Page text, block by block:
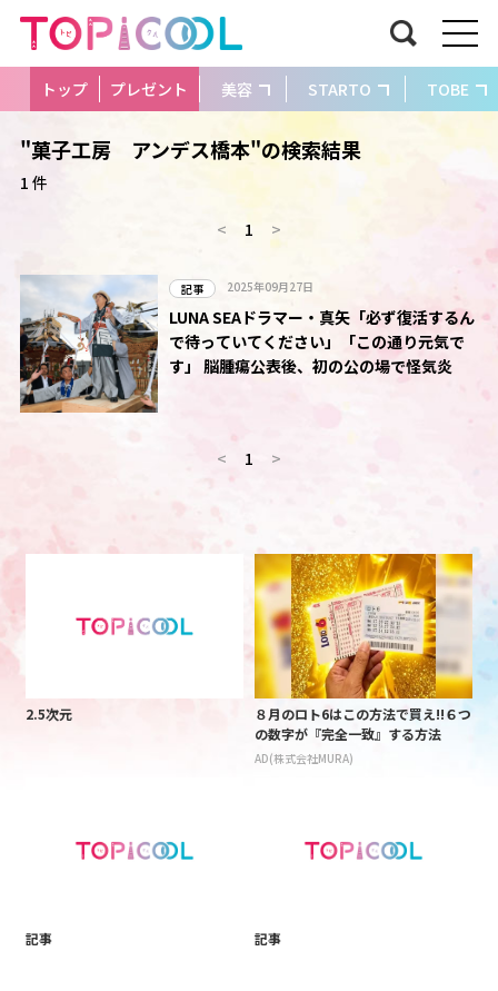
トップ プレゼント 美容 STARTO TOBE
"菓子工房 アンデス橋本"の検索結果
1 件
< 1 >
記事 2025年09月27日
LUNA SEAドラマー・真矢「必ず復活するん
で待っていてください」「この通り元気で
す」 脳腫瘍公表後、初の公の場で怪気炎
< 1 >
2.5次元
８月のロト6はこの方法で買え!!６つ
の数字が『完全一致』する方法
AD(株式会社MURA)
記事 記事